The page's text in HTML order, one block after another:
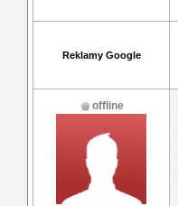
Reklamy Google
offline